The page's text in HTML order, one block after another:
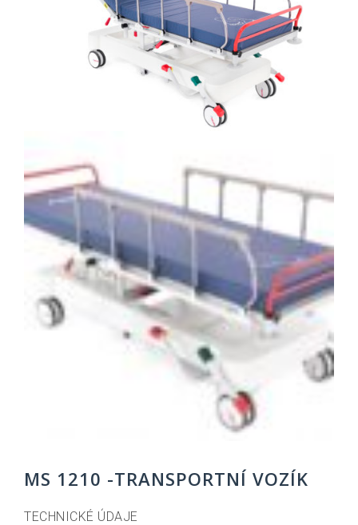
MS 1210 -TRANSPORTNÍ VOZÍK
TECHNICKÉ ÚDAJE